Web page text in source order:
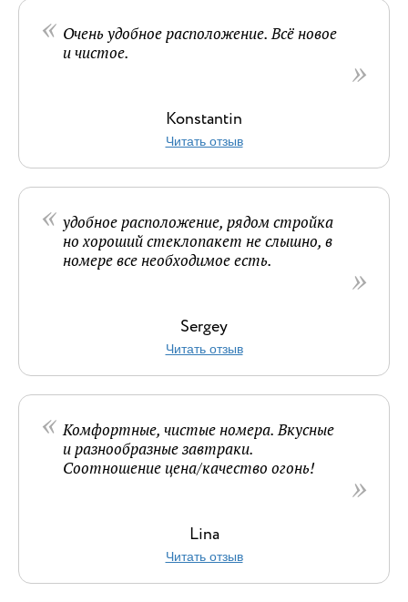
Очень удобное расположение. Всё новое
и чистое.
Konstantin
Читать отзыв
удобное расположение, рядом стройка
но хороший стеклопакет не слышно, в
номере все необходимое есть.
Sergey
Читать отзыв
Комфортные, чистые номера. Вкусные
и разнообразные завтраки.
Соотношение цена/качество огонь!
Lina
Читать отзыв